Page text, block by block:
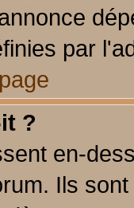
par
?
en-
Ils